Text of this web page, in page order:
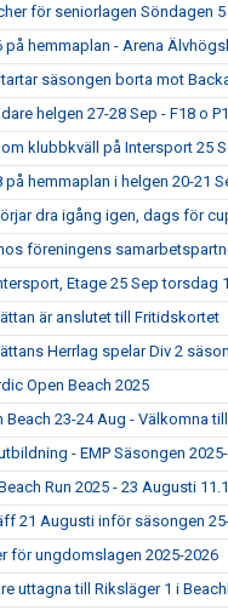
för seniorlagen Söndagen
på hemmaplan - Arena
säsongen borta mot
helgen 27-28 Sep - F18 o
klubbkväll på Intersport 25
på hemmaplan i helgen 20-21
dra igång igen, dags för
föreningens
Etage 25 Sep torsdag
är anslutet till Fritidskortet
Herrlag spelar Div 2
Open Beach 2025
Beach 23-24 Aug - Välkomna
- EMP Säsongen
Run 2025 - 23 Augusti
21 Augusti inför säsongen
för ungdomslagen 2025-2026
uttagna till Riksläger 1 i